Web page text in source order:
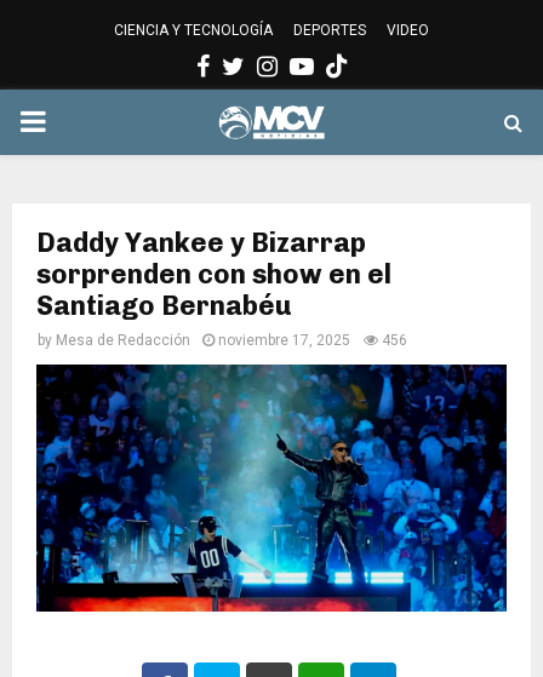
CIENCIA Y TECNOLOGÍA DEPORTES VIDEO
Facebook
Twitter
Instagram
Youtube
PRIMARY
Daddy Yankee y Bizarrap
sorprenden con show en el
Santiago Bernabéu
by Mesa de Redacción noviembre 17, 2025 456